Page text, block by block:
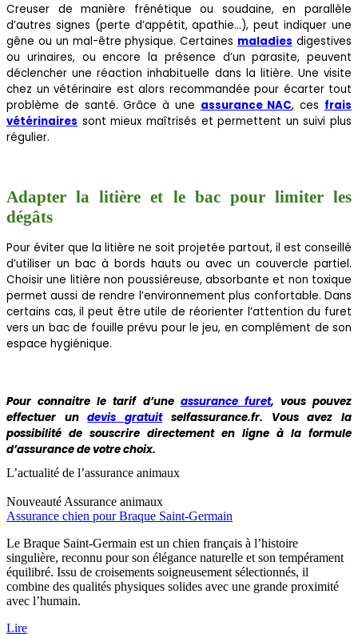
Creuser de manière frénétique ou soudaine, en parallèle
d’autres signes (perte d’appétit, apathie…), peut indiquer une
gêne ou un mal-être physique. Certaines maladies digestives
ou urinaires, ou encore la présence d’un parasite, peuvent
déclencher une réaction inhabituelle dans la litière. Une visite
chez un vétérinaire est alors recommandée pour écarter tout
problème de santé. Grâce à une assurance NAC, ces frais
vétérinaires sont mieux maîtrisés et permettent un suivi plus
régulier.
Adapter la litière et le bac pour limiter les
dégâts
Pour éviter que la litière ne soit projetée partout, il est conseillé
d’utiliser un bac à bords hauts ou avec un couvercle partiel.
Choisir une litière non poussiéreuse, absorbante et non toxique
permet aussi de rendre l’environnement plus confortable. Dans
certains cas, il peut être utile de réorienter l’attention du furet
vers un bac de fouille prévu pour le jeu, en complément de son
espace hygiénique.
Pour connaitre le tarif d’une assurance furet, vous pouvez
effectuer undevis gratuitselfassurance.fr. Vous avez la
possibilité de souscrire directement en ligne à la formule
d’assurance de votre choix.
L’actualité de l’assurance animaux
Nouveauté Assurance animaux
Assurance chien pour Braque Saint-Germain
Le Braque Saint-Germain est un chien français à l’histoire
singulière, reconnu pour son élégance naturelle et son tempérament
équilibré. Issu de croisements soigneusement sélectionnés, il
combine des qualités physiques solides avec une grande proximité
avec l’humain.
Lire